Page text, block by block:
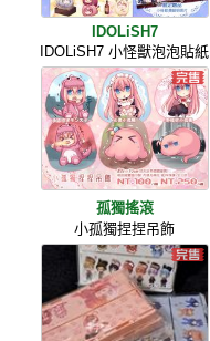
IDOLiSH7
IDOLiSH7 小怪獸泡泡貼紙
孤獨搖滾
小孤獨捏捏吊飾